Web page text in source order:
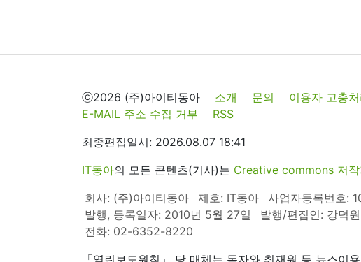
ⓒ2026 (주)아이티동아 소개 문의 이용자 고충
E-MAIL 주소 수집 거부
RSS
최종편집일시: 2026.08.07 18:41
IT동아의 모든 콘텐츠(기사)는 Creative commons 저
회사: (주)아이티동아
제호: IT동아 사업자등록번호:
발행, 등록일자: 2010년 5월 27일
발행/편집인: 강덕원
전화: 02-6352-8220
「열린보도원칙」 당 매체는 독자와 취재원 등 뉴스